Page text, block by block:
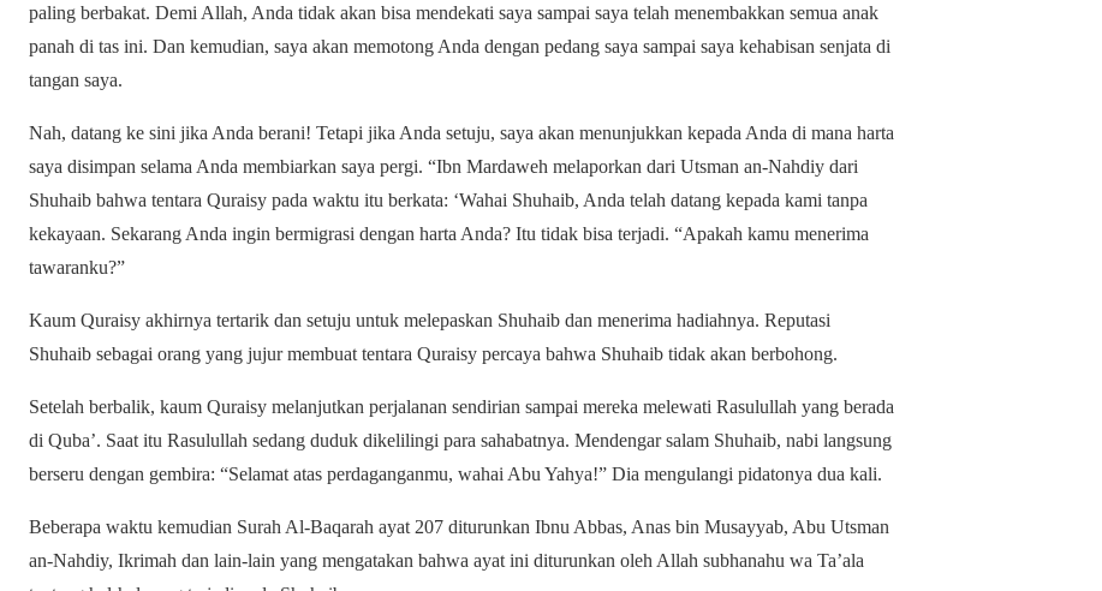
paling berbakat. Demi Allah, Anda tidak akan bisa mendekati saya sampai saya telah menembakkan semua anak
panah di tas ini. Dan kemudian, saya akan memotong Anda dengan pedang saya sampai saya kehabisan senjata di
tangan saya.
Nah, datang ke sini jika Anda berani! Tetapi jika Anda setuju, saya akan menunjukkan kepada Anda di mana harta
saya disimpan selama Anda membiarkan saya pergi. “Ibn Mardaweh melaporkan dari Utsman an-Nahdiy dari
Shuhaib bahwa tentara Quraisy pada waktu itu berkata: ‘Wahai Shuhaib, Anda telah datang kepada kami tanpa
kekayaan. Sekarang Anda ingin bermigrasi dengan harta Anda? Itu tidak bisa terjadi. “Apakah kamu menerima
tawaranku?”
Kaum Quraisy akhirnya tertarik dan setuju untuk melepaskan Shuhaib dan menerima hadiahnya. Reputasi
Shuhaib sebagai orang yang jujur ​​membuat tentara Quraisy percaya bahwa Shuhaib tidak akan berbohong.
Setelah berbalik, kaum Quraisy melanjutkan perjalanan sendirian sampai mereka melewati Rasulullah yang berada
di Quba’. Saat itu Rasulullah sedang duduk dikelilingi para sahabatnya. Mendengar salam Shuhaib, nabi langsung
berseru dengan gembira: “Selamat atas perdaganganmu, wahai Abu Yahya!” Dia mengulangi pidatonya dua kali.
Beberapa waktu kemudian Surah Al-Baqarah ayat 207 diturunkan Ibnu Abbas, Anas bin Musayyab, Abu Utsman
an-Nahdiy, Ikrimah dan lain-lain yang mengatakan bahwa ayat ini diturunkan oleh Allah subhanahu wa Ta’ala